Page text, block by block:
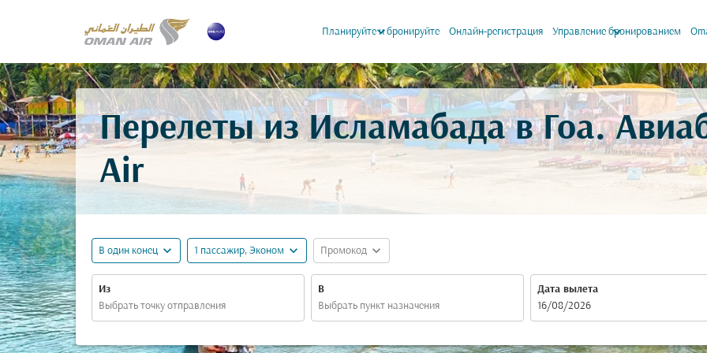
Планируйте и бронируйте
keyboard_arrow_down Онлайн-регистрация Управление бронированием
keyboard_arrow_down
Перелеты из Исламабада в Гоа.
Air
В один конец expand_more 1 пассажир, Эконом expand_more Промокод expand_more
Из В
Дата вылета
fc-booking-departure-date-aria-label
16/08/2026